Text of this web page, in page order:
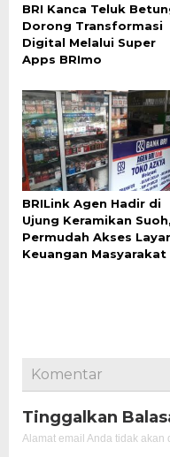
BRI Kanca Teluk
Dorong Transformasi
Digital Melalui Super
Apps BRImo
BRILink Agen Hadir di
Ujung Keramikan Suoh,
Permudah Akses
Keuangan Masyarakat
Komentar
Tinggalkan
Alamat email Anda tidak akan